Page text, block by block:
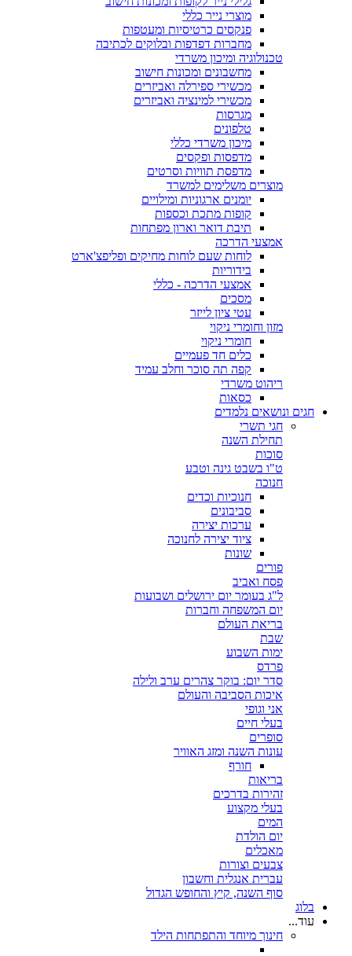
מוצרי נייר כללי
פנקסים כרטיסיות ומעטפות
מחברות דפדפות ובלוקים לכתיבה
טכנולוגיה ומיכון משרדי
מחשבונים ומכונות חישוב
מכשירי ספירלה ואביזרים
מכשירי למינציה ואביזרים
מגרסות
טלפונים
מיכון משרדי כללי
מדפסות ופקסים
מדפסת תוויות וסרטים
מוצרים משלימים למשרד
יומנים ארגוניות ומילויים
קופות מתכת וכספות
תיבת דואר וארון מפתחות
אמצעי הדרכה
לוחות שעם לוחות מחיקים ופליפצ'ארט
בידוריות
אמצעי הדרכה - כללי
מסכים
עטי ציון לייזר
מזון וחומרי ניקוי
חומרי ניקוי
כלים חד פעמיים
קפה תה סוכר וחלב עמיד
ריהוט משרדי
כסאות
חגים ונושאים נלמדים
חגי תשרי
תחילת השנה
סוכות
ט"ו בשבט גינה וטבע
חנוכה
חנוכיות וכדים
סביבונים
ערכות יצירה
ציוד יצירה לחנוכה
שונות
פורים
פסח ואביב
ל"ג בעומר יום ירושלים ושבועות
יום המשפחה וחברות
בריאת העולם
שבת
ימות השבוע
פרדס
סדר יום: בוקר צהרים ערב ולילה
איכות הסביבה והעולם
אני וגופי
בעלי חיים
סופרים
עונות השנה ומזג האוויר
חורף
בריאות
זהירות בדרכים
בעלי מקצוע
המים
יום הולדת
מאכלים
צבעים וצורות
עברית אנגלית וחשבון
סוף השנה, קיץ והחופש הגדול
בלוג
עוד...
חינוך מיוחד והתפתחות הילד